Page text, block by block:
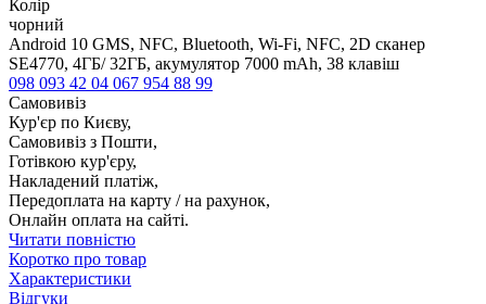
Колір
чорний
Android 10 GMS, NFC, Bluetooth, Wi-Fi, NFC, 2D сканер
SE4770, 4ГБ/ 32ГБ, акумулятор 7000 mAh, 38 клавіш
098 093 42 04 067 954 88 99
Самовивіз
Кур'єр по Києву,
Самовивіз з Пошти,
Готівкою кур'єру,
Накладений платіж,
Передоплата на карту / на рахунок,
Онлайн оплата на сайті.
Читати повністю
Коротко про товар
Характеристики
Відгуки